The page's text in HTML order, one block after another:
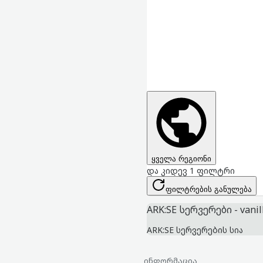
ყველა რეგიონი
და კიდევ 1 ფილტრი
ფილტრების განულება
ARK:SE სერვერები -
ARK:SE სერვერების სია
ინფორმაცია